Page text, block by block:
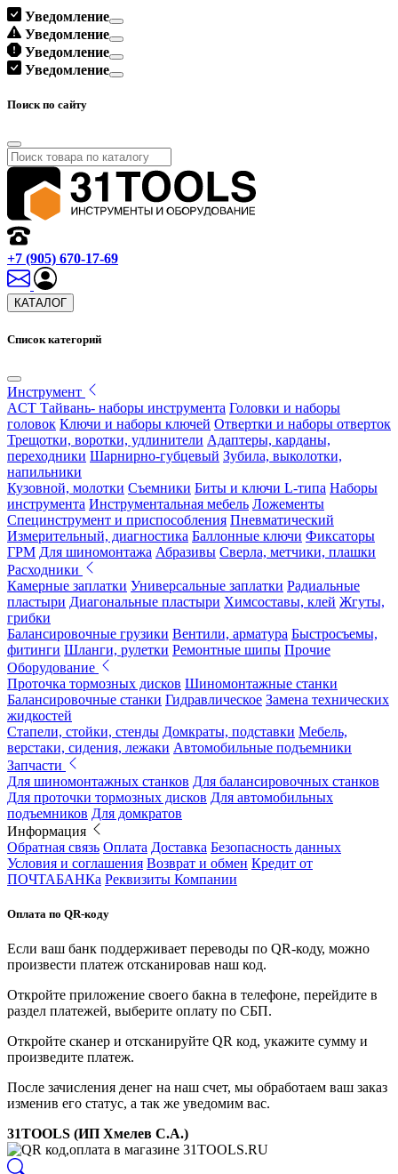
Уведомление
Уведомление
Уведомление
Уведомление
Поиск по сайту
+7 (905) 670-17-69
КАТАЛОГ
Список категорий
Инструмент
ACT Тайвань- наборы инструмента Головки и наборы
головок Ключи и наборы ключей Отвертки и наборы отверток
Трещотки, воротки, удлинители Адаптеры, карданы,
переходники Шарнирно-губцевый Зубила, выколотки,
напильники
Кузовной, молотки Съемники Биты и ключи L-типа Наборы
инструмента Инструментальная мебель Ложементы
Специнструмент и приспособления Пневматический
Измерительный, диагностика Баллонные ключи Фиксаторы
ГРМ Для шиномонтажа Абразивы Сверла, метчики, плашки
Расходники
Камерные заплатки Универсальные заплатки Радиальные
пластыри Диагональные пластыри Химсоставы, клей Жгуты,
грибки
Балансировочные грузики Вентили, арматура Быстросъемы,
фитинги Шланги, рулетки Ремонтные шипы Прочие
Оборудование
Проточка тормозных дисков Шиномонтажные станки
Балансировочные станки Гидравлическое Замена технических
жидкостей
Стапели, стойки, стенды Домкраты, подставки Мебель,
верстаки, сидения, лежаки Автомобильные подъемники
Запчасти
Для шиномонтажных станков Для балансировочных станков
Для проточки тормозных дисков Для автомобильных
подъемников Для домкратов
Информация
Обратная связь Оплата Доставка Безопасность данных
Условия и соглашения Возврат и обмен Кредит от
ПОЧТАБАНКа Реквизиты Компании
Оплата по QR-коду
Если ваш банк поддерживает переводы по QR-коду, можно
произвести платеж отсканировав наш код.
Откройте приложение своего бакна в телефоне, перейдите в
раздел платежей, выберите оплату по СБП.
Откройте сканер и отсканируйте QR код, укажите сумму и
произведите платеж.
После зачисления денег на наш счет, мы обработаем ваш заказ
изменив его статус, а так же уведомим вас.
31TOOLS (ИП Хмелев С.А.)